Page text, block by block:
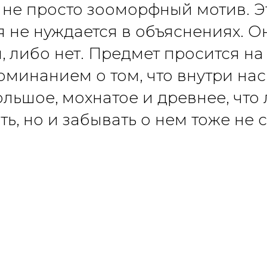
просто зооморфный мотив.
не нуждается в объяснениях.
либо нет. Предмет просится
о том, что внутри
мохнатое и древнее, что
но и забывать о нем тоже не